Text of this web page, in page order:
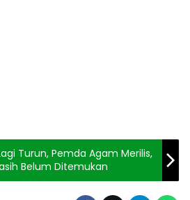
Turun, Pemda Agam Merilis,
Belum Ditemukan